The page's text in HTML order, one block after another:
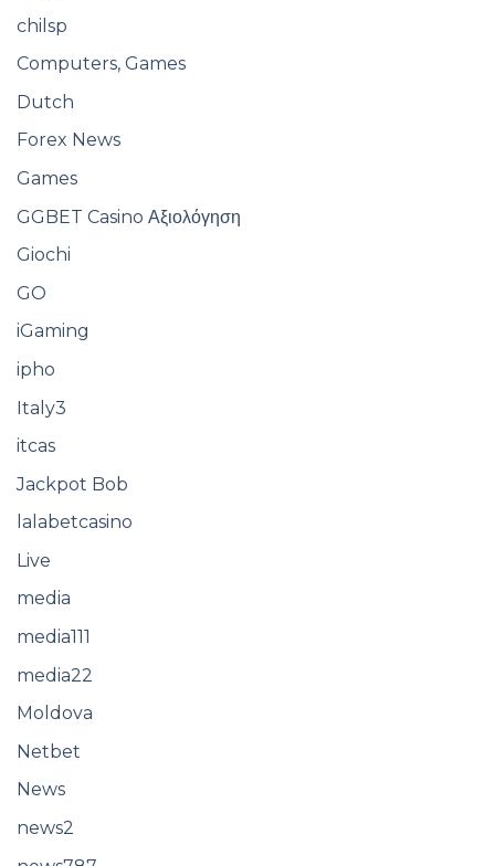
chilsp
Computers, Games
Dutch
Forex News
Games
GGBET Casino Αξιολόγηση
Giochi
GO
iGaming
ipho
Italy3
itcas
Jackpot Bob
lalabetcasino
Live
media
media111
media22
Moldova
Netbet
News
news2